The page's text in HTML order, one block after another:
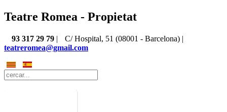
Teatre Romea - Propietat
93 317 29 79 |
C/ Hospital, 51 (08001 - Barcelona) |
teatreromea@gmail.com